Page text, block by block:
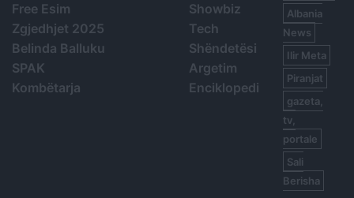
Free Esim
Zgjedhjet 2025
Belinda Balluku
SPAK
Kombëtarja
Showbiz
Tech
Shëndetësi
Argetim
Enciklopedi
Albania
News
Ilir Meta
Piranjat
gazeta,
tv,
portale
Sali
Berisha